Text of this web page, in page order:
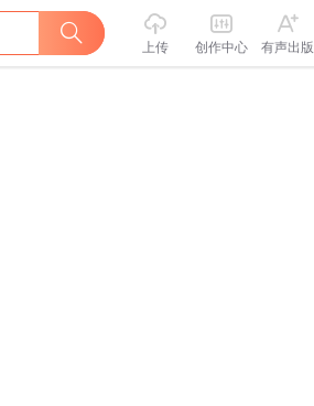
上传 创作中心 有声出版